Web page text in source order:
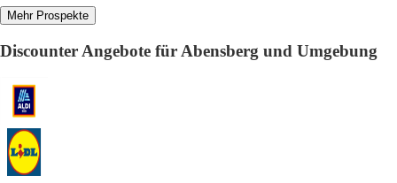
Mehr Prospekte
Discounter Angebote für Abensberg und Umgebung